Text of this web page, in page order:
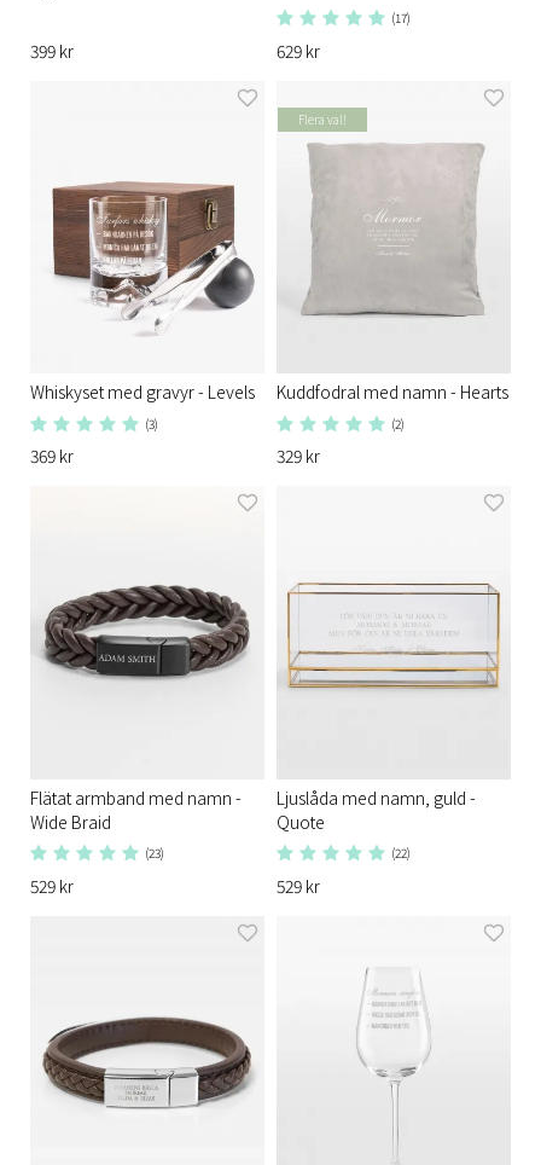
399 kr
(17)
629 kr
Whiskyset med gravyr - Levels
(3)
369 kr
Flera val!
Kuddfodral med namn - Hearts
(2)
329 kr
Flätat armband med namn -
Wide Braid
(23)
529 kr
Ljuslåda med namn, guld -
Quote
(22)
529 kr